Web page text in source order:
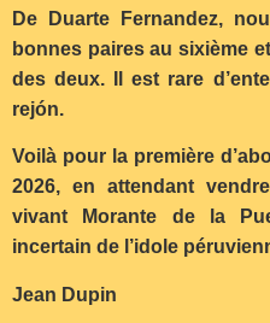
De Duarte Fernandez,
bonnes paires au sixième
des deux. Il est rare
rejón.
Voilà pour la première
2026, en attendant
vivant Morante de la
incertain de l’idole
Jean Dupin